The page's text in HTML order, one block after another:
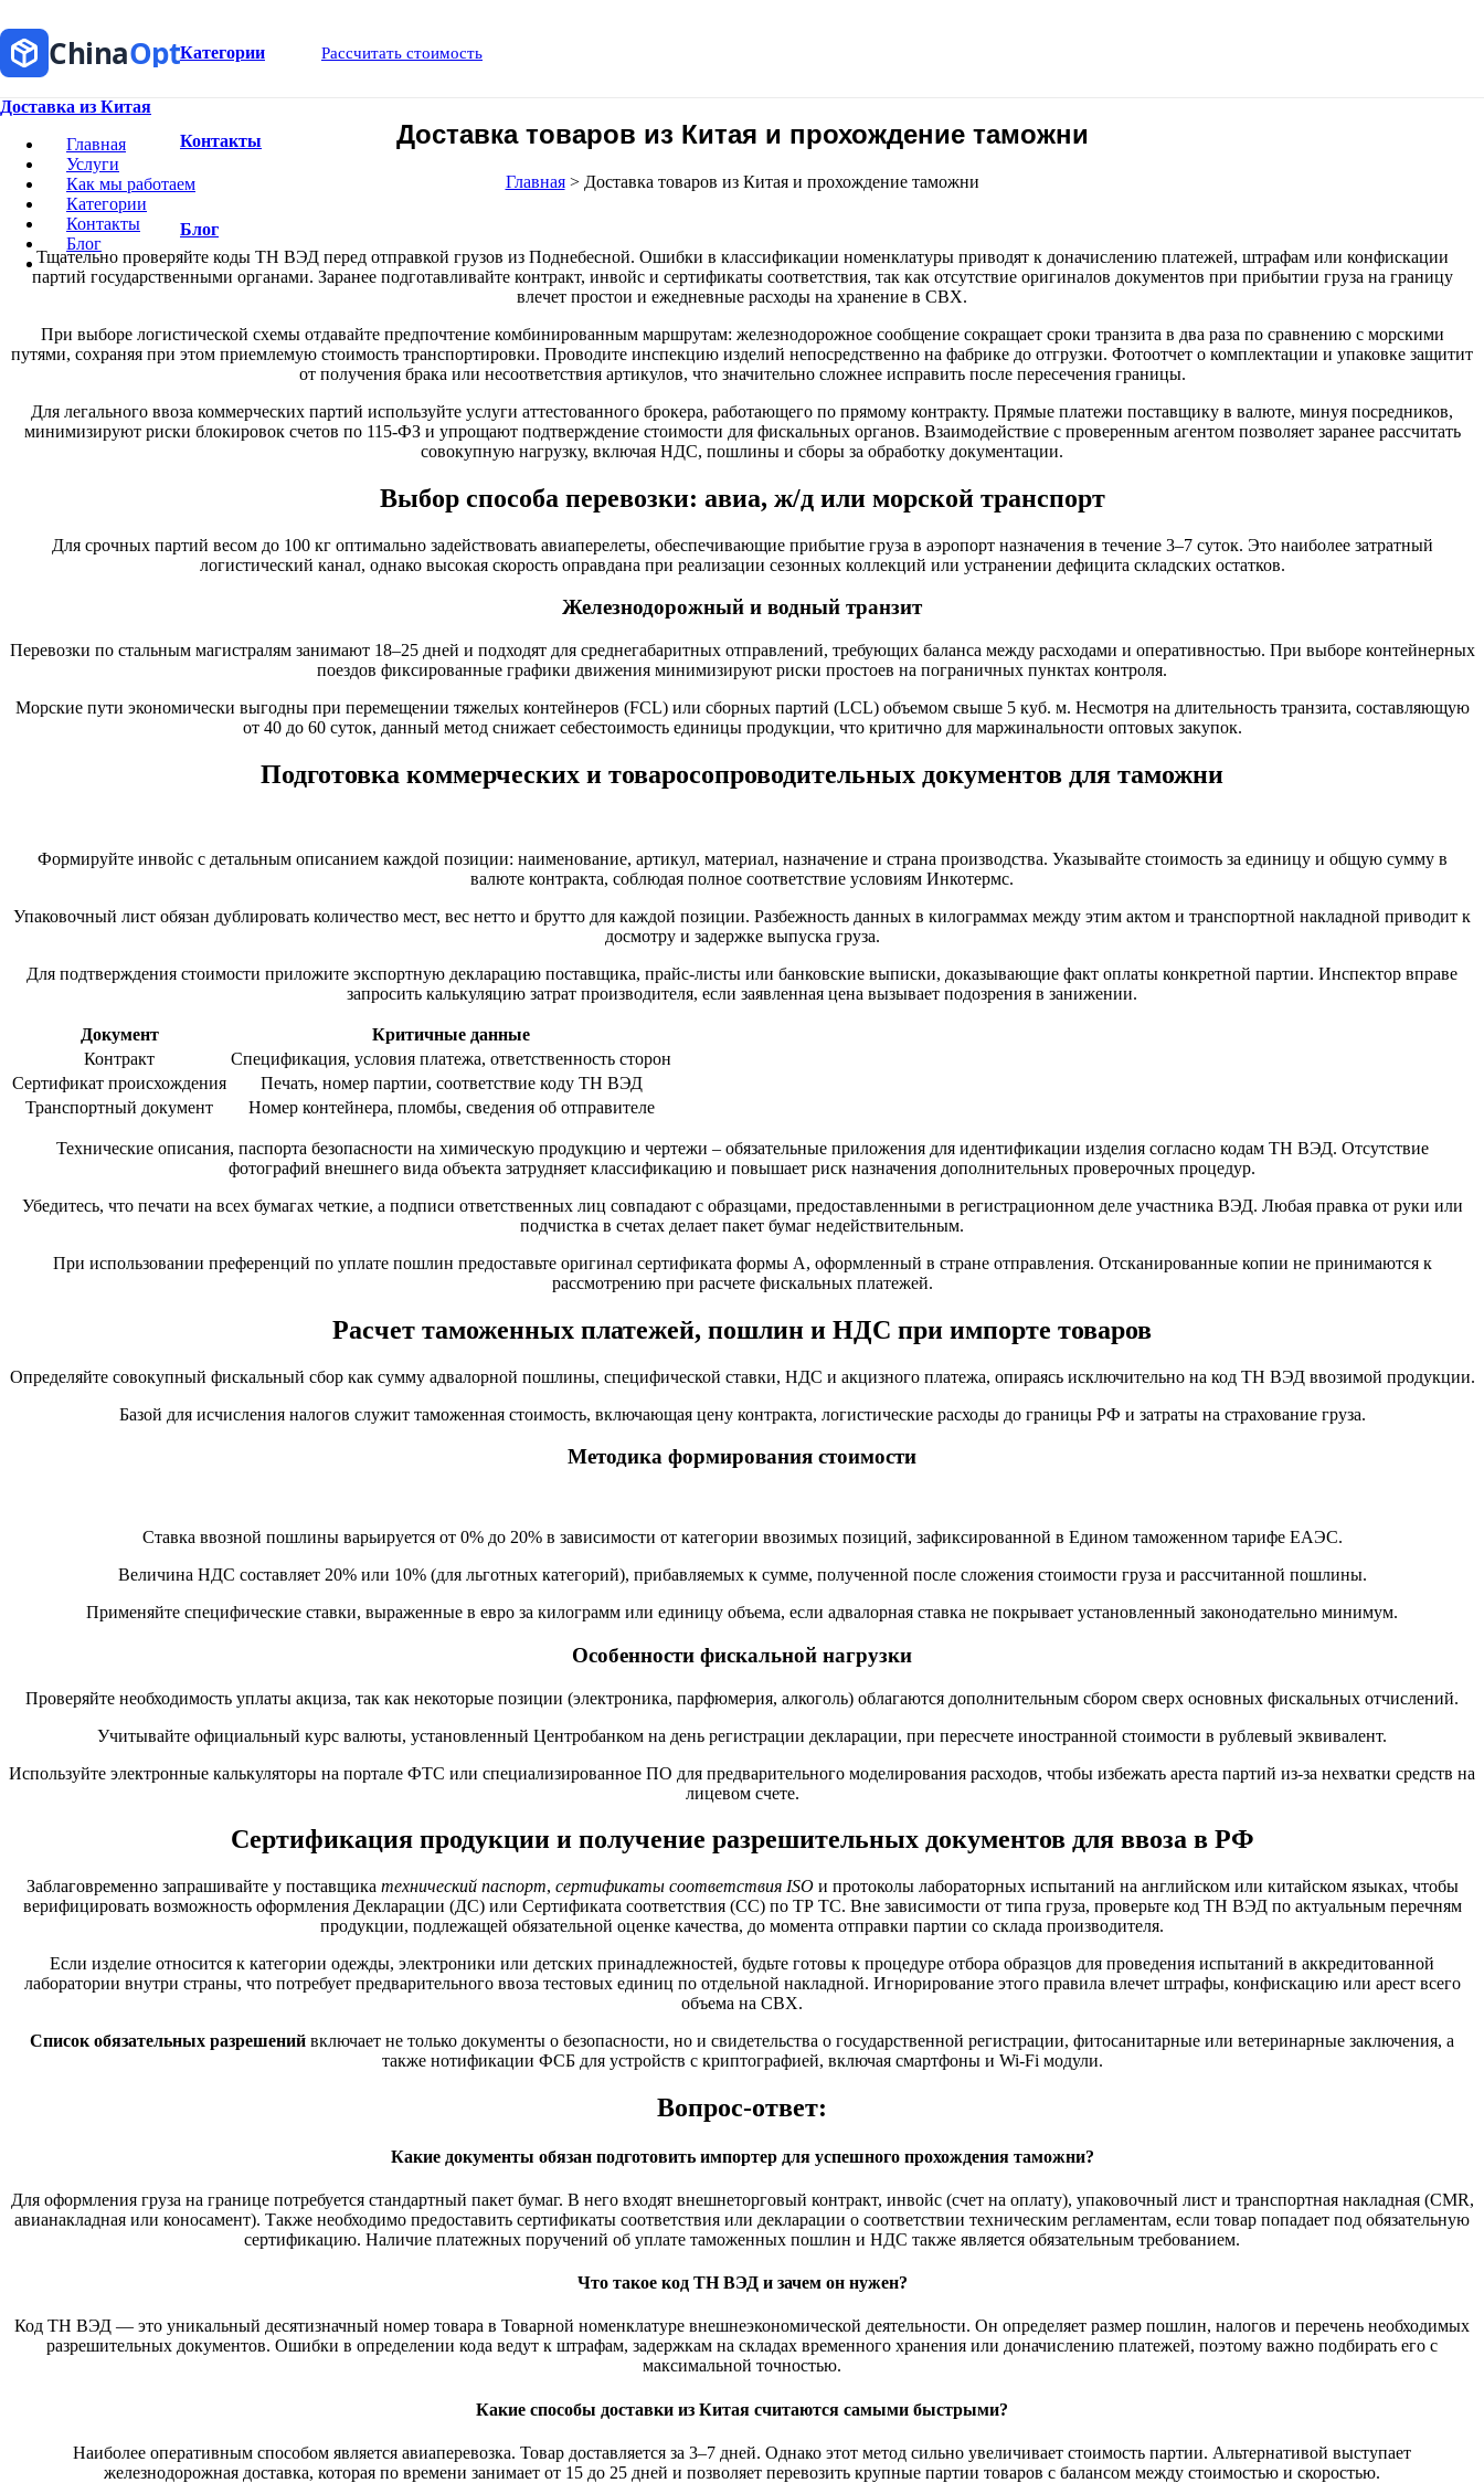
ChinaOptКатегории
Контакты
Блог
Рассчитать стоимость
Доставка из Китая
Главная
Услуги
Как мы работаем
Категории
Контакты
Блог
Доставка товаров из Китая и прохождение таможни
Главная> Доставка товаров из Китая и прохождение таможни
Тщательно проверяйте коды ТН ВЭД перед отправкой грузов из Поднебесной. Ошибки в классификации номенклатуры приводят к доначислению платежей, штрафам или конфискации
партий государственными органами. Заранее подготавливайте контракт, инвойс и сертификаты соответствия, так как отсутствие оригиналов документов при прибытии груза на границу
влечет простои и ежедневные расходы на хранение в СВХ.
При выборе логистической схемы отдавайте предпочтение комбинированным маршрутам: железнодорожное сообщение сокращает сроки транзита в два раза по сравнению с морскими
путями, сохраняя при этом приемлемую стоимость транспортировки. Проводите инспекцию изделий непосредственно на фабрике до отгрузки. Фотоотчет о комплектации и упаковке защитит
от получения брака или несоответствия артикулов, что значительно сложнее исправить после пересечения границы.
Для легального ввоза коммерческих партий используйте услуги аттестованного брокера, работающего по прямому контракту. Прямые платежи поставщику в валюте, минуя посредников,
минимизируют риски блокировок счетов по 115-ФЗ и упрощают подтверждение стоимости для фискальных органов. Взаимодействие с проверенным агентом позволяет заранее рассчитать
совокупную нагрузку, включая НДС, пошлины и сборы за обработку документации.
Выбор способа перевозки: авиа, ж/д или морской транспорт
Для срочных партий весом до 100 кг оптимально задействовать авиаперелеты, обеспечивающие прибытие груза в аэропорт назначения в течение 3–7 суток. Это наиболее затратный
логистический канал, однако высокая скорость оправдана при реализации сезонных коллекций или устранении дефицита складских остатков.
Железнодорожный и водный транзит
Перевозки по стальным магистралям занимают 18–25 дней и подходят для среднегабаритных отправлений, требующих баланса между расходами и оперативностью. При выборе контейнерных
поездов фиксированные графики движения минимизируют риски простоев на пограничных пунктах контроля.
Морские пути экономически выгодны при перемещении тяжелых контейнеров (FCL) или сборных партий (LCL) объемом свыше 5 куб. м. Несмотря на длительность транзита, составляющую
от 40 до 60 суток, данный метод снижает себестоимость единицы продукции, что критично для маржинальности оптовых закупок.
Подготовка коммерческих и товаросопроводительных документов для таможни
Формируйте инвойс с детальным описанием каждой позиции: наименование, артикул, материал, назначение и страна производства. Указывайте стоимость за единицу и общую сумму в
валюте контракта, соблюдая полное соответствие условиям Инкотермс.
Упаковочный лист обязан дублировать количество мест, вес нетто и брутто для каждой позиции. Разбежность данных в килограммах между этим актом и транспортной накладной приводит к
досмотру и задержке выпуска груза.
Для подтверждения стоимости приложите экспортную декларацию поставщика, прайс-листы или банковские выписки, доказывающие факт оплаты конкретной партии. Инспектор вправе
запросить калькуляцию затрат производителя, если заявленная цена вызывает подозрения в занижении.
Документ
Критичные данные
Контракт
Спецификация, условия платежа, ответственность сторон
Сертификат происхождения
Печать, номер партии, соответствие коду ТН ВЭД
Транспортный документ
Номер контейнера, пломбы, сведения об отправителе
Технические описания, паспорта безопасности на химическую продукцию и чертежи – обязательные приложения для идентификации изделия согласно кодам ТН ВЭД. Отсутствие
фотографий внешнего вида объекта затрудняет классификацию и повышает риск назначения дополнительных проверочных процедур.
Убедитесь, что печати на всех бумагах четкие, а подписи ответственных лиц совпадают с образцами, предоставленными в регистрационном деле участника ВЭД. Любая правка от руки или
подчистка в счетах делает пакет бумаг недействительным.
При использовании преференций по уплате пошлин предоставьте оригинал сертификата формы А, оформленный в стране отправления. Отсканированные копии не принимаются к
рассмотрению при расчете фискальных платежей.
Расчет таможенных платежей, пошлин и НДС при импорте товаров
Определяйте совокупный фискальный сбор как сумму адвалорной пошлины, специфической ставки, НДС и акцизного платежа, опираясь исключительно на код ТН ВЭД ввозимой продукции.
Базой для исчисления налогов служит таможенная стоимость, включающая цену контракта, логистические расходы до границы РФ и затраты на страхование груза.
Методика формирования стоимости
Ставка ввозной пошлины варьируется от 0% до 20% в зависимости от категории ввозимых позиций, зафиксированной в Едином таможенном тарифе ЕАЭС.
Величина НДС составляет 20% или 10% (для льготных категорий), прибавляемых к сумме, полученной после сложения стоимости груза и рассчитанной пошлины.
Применяйте специфические ставки, выраженные в евро за килограмм или единицу объема, если адвалорная ставка не покрывает установленный законодательно минимум.
Особенности фискальной нагрузки
Проверяйте необходимость уплаты акциза, так как некоторые позиции (электроника, парфюмерия, алкоголь) облагаются дополнительным сбором сверх основных фискальных отчислений.
Учитывайте официальный курс валюты, установленный Центробанком на день регистрации декларации, при пересчете иностранной стоимости в рублевый эквивалент.
Используйте электронные калькуляторы на портале ФТС или специализированное ПО для предварительного моделирования расходов, чтобы избежать ареста партий из-за нехватки средств на
лицевом счете.
Сертификация продукции и получение разрешительных документов для ввоза в РФ
Заблаговременно запрашивайте у поставщика технический паспорт, сертификаты соответствия ISOи протоколы лабораторных испытаний на английском или китайском языках, чтобы
верифицировать возможность оформления Декларации (ДС) или Сертификата соответствия (СС) по ТР ТС. Вне зависимости от типа груза, проверьте код ТН ВЭД по актуальным перечням
продукции, подлежащей обязательной оценке качества, до момента отправки партии со склада производителя.
Если изделие относится к категории одежды, электроники или детских принадлежностей, будьте готовы к процедуре отбора образцов для проведения испытаний в аккредитованной
лаборатории внутри страны, что потребует предварительного ввоза тестовых единиц по отдельной накладной. Игнорирование этого правила влечет штрафы, конфискацию или арест всего
объема на СВХ.
Список обязательных разрешений включает не только документы о безопасности, но и свидетельства о государственной регистрации, фитосанитарные или ветеринарные заключения, а
также нотификации ФСБ для устройств с криптографией, включая смартфоны и Wi-Fi модули.
Вопрос-ответ:
Какие документы обязан подготовить импортер для успешного прохождения таможни?
Для оформления груза на границе потребуется стандартный пакет бумаг. В него входят внешнеторговый контракт, инвойс (счет на оплату), упаковочный лист и транспортная накладная (CMR,
авианакладная или коносамент). Также необходимо предоставить сертификаты соответствия или декларации о соответствии техническим регламентам, если товар попадает под обязательную
сертификацию. Наличие платежных поручений об уплате таможенных пошлин и НДС также является обязательным требованием.
Что такое код ТН ВЭД и зачем он нужен?
Код ТН ВЭД — это уникальный десятизначный номер товара в Товарной номенклатуре внешнеэкономической деятельности. Он определяет размер пошлин, налогов и перечень необходимых
разрешительных документов. Ошибки в определении кода ведут к штрафам, задержкам на складах временного хранения или доначислению платежей, поэтому важно подбирать его с
максимальной точностью.
Какие способы доставки из Китая считаются самыми быстрыми?
Наиболее оперативным способом является авиаперевозка. Товар доставляется за 3–7 дней. Однако этот метод сильно увеличивает стоимость партии. Альтернативой выступает
железнодорожная доставка, которая по времени занимает от 15 до 25 дней и позволяет перевозить крупные партии товаров с балансом между стоимостью и скоростью.